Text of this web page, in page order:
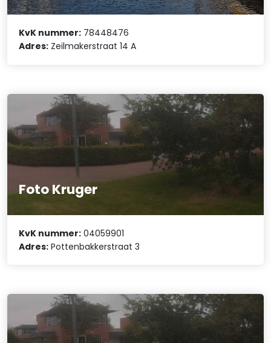
KvK nummer: 78448476
Adres: Zeilmakerstraat 14 A
Foto Kruger
KvK nummer: 04059901
Adres: Pottenbakkerstraat 3